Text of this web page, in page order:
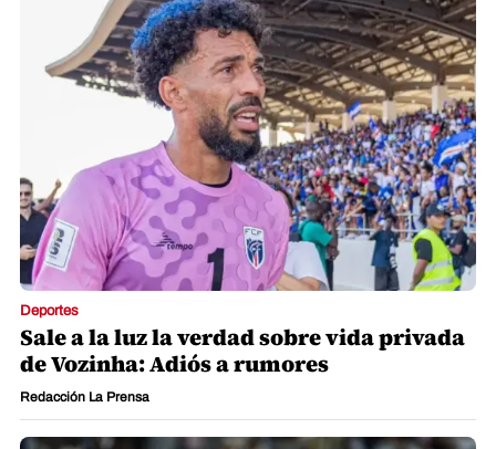
Deportes
Sale a la luz la verdad sobre vida privada
de Vozinha: Adiós a rumores
Redacción La Prensa